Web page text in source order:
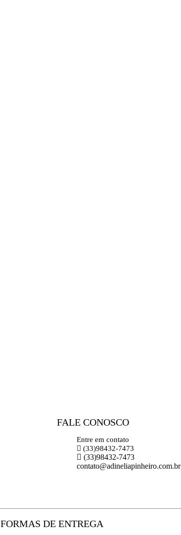
FALE CONOSCO
Entre em contato
(33)98432-7473
(33)98432-7473
contato@adineliapinheiro.com.br
FORMAS DE ENTREGA